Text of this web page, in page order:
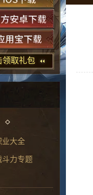
领取礼包
业大全
斗力专题